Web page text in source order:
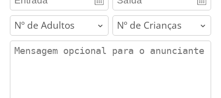
adults children
contact_message